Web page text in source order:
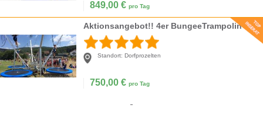
849,00 € pro Tag
Aktionsangebot!! 4er BungeeTrampolin
Standort: Dorfprozelten
750,00 € pro Tag